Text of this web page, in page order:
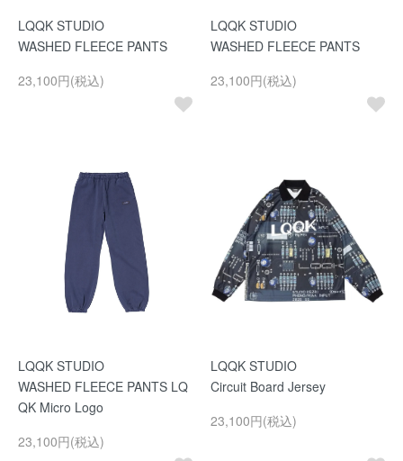
LQQK STUDIO
WASHED FLEECE PANTS
23,100円(税込)
LQQK STUDIO
WASHED FLEECE PANTS
23,100円(税込)
LQQK STUDIO
WASHED FLEECE PANTS LQ
QK Micro Logo
23,100円(税込)
LQQK STUDIO
Circuit Board Jersey
23,100円(税込)